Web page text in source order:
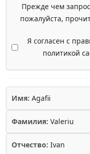
Прежде чем
пожалуйста,
Я согласен с
политикой
Имя: Agafii
Фамилия: Valeriu
Отчество: Ivan